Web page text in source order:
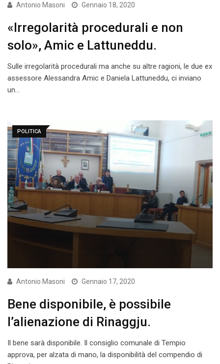
Antonio Masoni Gennaio 18, 2020
«Irregolarità procedurali e non
solo», Amic e Lattuneddu.
Sulle irregolarità procedurali ma anche su altre ragioni, le due ex
assessore Alessandra Amic e Daniela Lattuneddu, ci inviano
un…
POLITICA
Antonio Masoni Gennaio 17, 2020
Bene disponibile, è possibile
l’alienazione di Rinaggju.
Il bene sarà disponibile. Il consiglio comunale di Tempio
approva, per alzata di mano, la disponibilità del compendio di